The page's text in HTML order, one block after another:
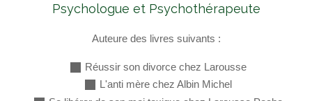
Psychologue et Psychothérapeute
Auteure des livres suivants :
Réussir son divorce chez Larousse
L'anti mère chez Albin Michel